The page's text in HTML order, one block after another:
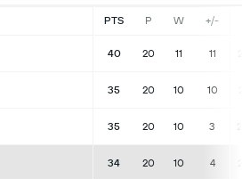
PTS P W +/-
40 20 11 11
35 20 10 10
35 20 10 3
34 20 10 4